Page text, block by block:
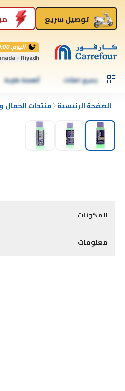
توصيل سريع
اليوم, 10:00 ص
- Riyadh
جميع الفئات أطعمة طازجة
الصفحة الرئيسية منتجات الجمال
المكونات
معلومات